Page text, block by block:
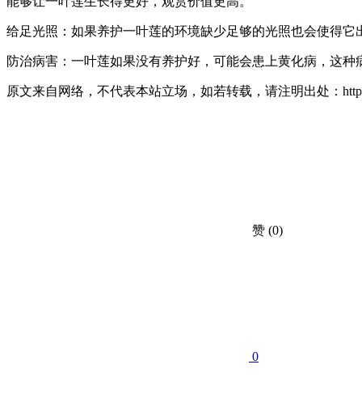
给足光照：如果养护一叶莲的环境缺少足够的光照也会使得
防治病害：一叶莲如果没有养护好，可能会患上黄化病，这
原文来自网络，不代表本站立场，如若转载，请注明出处：
赞 (0)
0